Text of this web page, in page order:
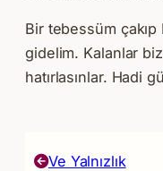
Bir tebessüm
gidelim. Kalanlar
hatırlasınlar. Hadi
Ve Yalnızlık